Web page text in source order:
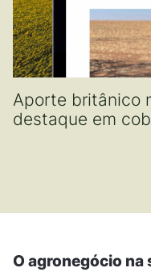
Aporte britânico
destaque em
O agronegócio na